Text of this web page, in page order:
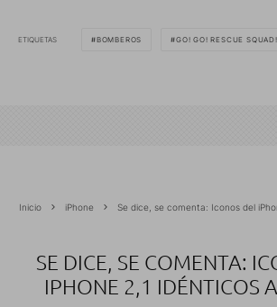
ETIQUETAS BOMBEROS GO! GO! RESCUE SQUAD!
Inicio iPhone Se dice, se comenta: Iconos del
SE DICE, SE COMENTA:
IPHONE 2,1 IDÉNTICOS